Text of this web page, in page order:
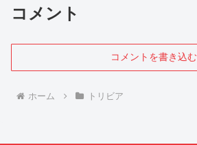
コメント
コメントを書き込む
ホーム トリビア